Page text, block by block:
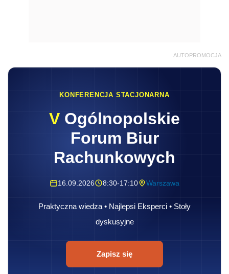
AUTOPROMOCJA
KONFERENCJA STACJONARNA
V Ogólnopolskie
Forum Biur
Rachunkowych
16.09.2026 8:30-17:10 Warszawa
Praktyczna wiedza • Najlepsi Eksperci • Stoły
dyskusyjne
Zapisz się